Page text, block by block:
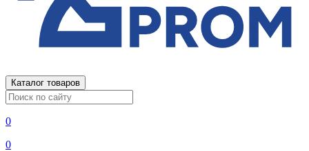
Каталог товаров
0
0